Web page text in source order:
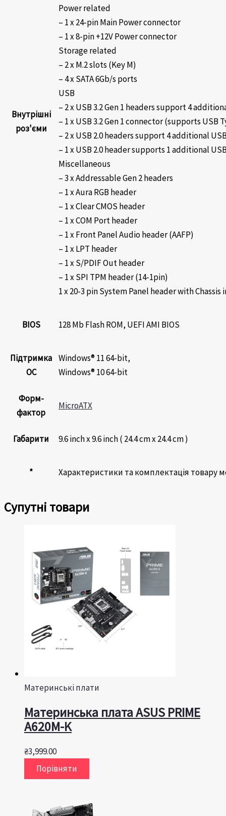
Внутрішні
роз'єми
Power related
– 1 x 24-pin Main Power connector
– 1 x 8-pin +12V Power connector
Storage related
– 2 x M.2 slots (Key M)
– 4 x SATA 6Gb/s ports
USB
– 2 x USB 3.2 Gen 1 headers support 4
– 1 x USB 3.2 Gen 1 connector (supports USB
– 2 x USB 2.0 headers support 4 additional
– 1 x USB 2.0 header supports 1 additional
Miscellaneous
– 3 x Addressable Gen 2 headers
– 1 x Aura RGB header
– 1 x Clear CMOS header
– 1 x COM Port header
– 1 x Front Panel Audio header (AAFP)
– 1 x LPT header
– 1 x S/PDIF Out header
– 1 x SPI TPM header (14-1pin)
1 x 20-3 pin System Panel header with
BIOS 128 Mb Flash ROM, UEFI AMI BIOS
Підтримка
ОС
Windows® 11 64-bit,
Windows® 10 64-bit
Форм-
фактор
MicroATX
Габарити 9.6 inch x 9.6 inch ( 24.4 cm x 24.4 cm )
* Характеристики та комплектація
Супутні товари
Материнські плати
Материнська плата ASUS PRIME
A620M-K
₴3,999.00
Порівняти